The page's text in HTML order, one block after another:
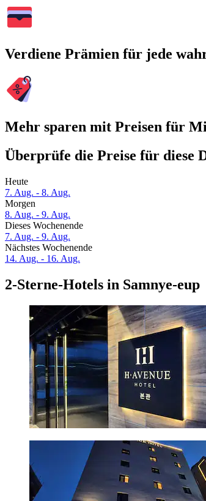
Verdiene Prämien für jede
Mehr sparen mit Preisen für
Überprüfe die Preise für diese
Heute
7. Aug. - 8. Aug.
Morgen
8. Aug. - 9. Aug.
Dieses Wochenende
7. Aug. - 9. Aug.
Nächstes Wochenende
14. Aug. - 16. Aug.
2-Sterne-Hotels in Samnye-eup